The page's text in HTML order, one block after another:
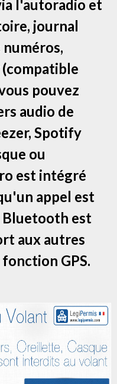
l'autoradio et
journal
pouvez
audio de
Spotify
ou
est intégré
appel est
Bluetooth est
aux autres
GPS.